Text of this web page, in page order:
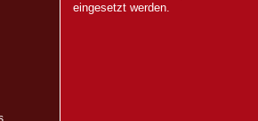
eingesetzt werden.